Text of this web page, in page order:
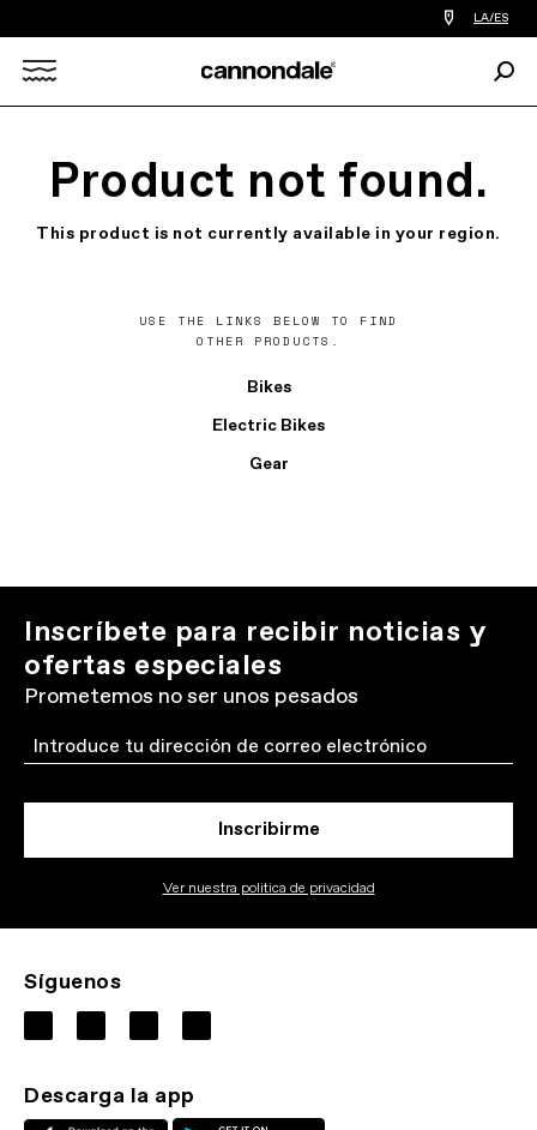
Encontrar
tiedas
bicicletas
de
LA/ES
Product not found.
This product is not currently available in your region.
USE THE LINKS BELOW TO FIND
OTHER PRODUCTS.
Bikes
Electric Bikes
Gear
Inscríbete para recibir noticias y
ofertas especiales
Prometemos no ser unos pesados
Email
Inscribirme
Ver nuestra politica de privacidad
Síguenos
Descarga la app